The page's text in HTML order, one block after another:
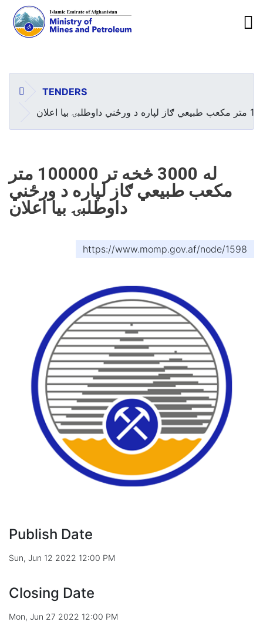
HOMETENDERS
له 3000 څخه تر 100000 متر
مکعب طبیعي ګاز لپاره د ورځني
داوطلبۍ بیا اعلان
https://www.momp.gov.af/node/1598
Publish Date
Sun, Jun 12 2022 12:00 PM
Closing Date
Mon, Jun 27 2022 12:00 PM